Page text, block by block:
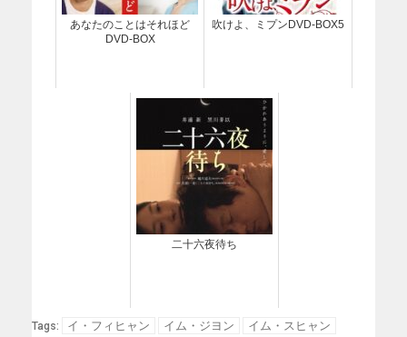
あなたのことはそれほど
DVD-BOX
吹けよ、ミプンDVD-BOX5
二十六夜待ち
Tags: イ・フィヒャン イム・ジヨン
イム・スヒャン